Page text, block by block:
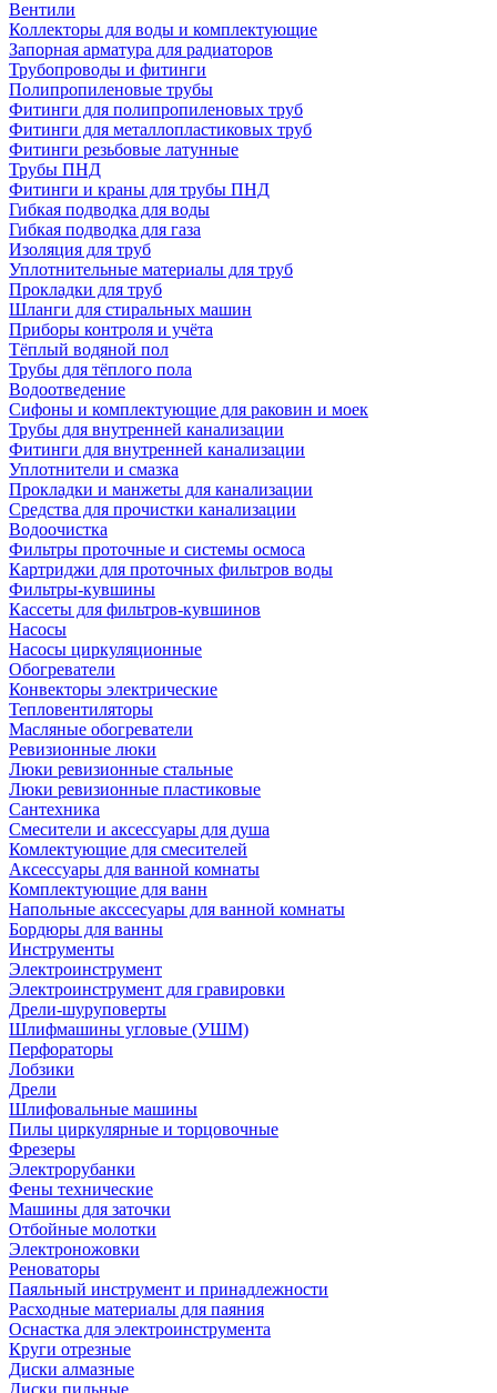
Вентили
Коллекторы для воды и комплектующие
Запорная арматура для радиаторов
Трубопроводы и фитинги
Полипропиленовые трубы
Фитинги для полипропиленовых труб
Фитинги для металлопластиковых труб
Фитинги резьбовые латунные
Трубы ПНД
Фитинги и краны для трубы ПНД
Гибкая подводка для воды
Гибкая подводка для газа
Изоляция для труб
Уплотнительные материалы для труб
Прокладки для труб
Шланги для стиральных машин
Приборы контроля и учёта
Тёплый водяной пол
Трубы для тёплого пола
Водоотведение
Сифоны и комплектующие для раковин и моек
Трубы для внутренней канализации
Фитинги для внутренней канализации
Уплотнители и смазка
Прокладки и манжеты для канализации
Средства для прочистки канализации
Водоочистка
Фильтры проточные и системы осмоса
Картриджи для проточных фильтров воды
Фильтры-кувшины
Кассеты для фильтров-кувшинов
Насосы
Насосы циркуляционные
Обогреватели
Конвекторы электрические
Тепловентиляторы
Масляные обогреватели
Ревизионные люки
Люки ревизионные стальные
Люки ревизионные пластиковые
Сантехника
Смесители и аксессуары для душа
Комлектующие для смесителей
Аксессуары для ванной комнаты
Комплектующие для ванн
Напольные акссесуары для ванной комнаты
Бордюры для ванны
Инструменты
Электроинструмент
Электроинструмент для гравировки
Дрели-шуруповерты
Шлифмашины угловые (УШМ)
Перфораторы
Лобзики
Дрели
Шлифовальные машины
Пилы циркулярные и торцовочные
Фрезеры
Электрорубанки
Фены технические
Машины для заточки
Отбойные молотки
Электроножовки
Реноваторы
Паяльный инструмент и принадлежности
Расходные материалы для паяния
Оснастка для электроинструмента
Круги отрезные
Диски алмазные
Диски пильные